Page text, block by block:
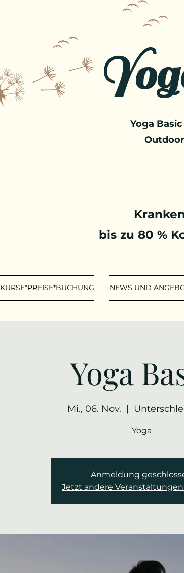
Yoga
bis zu 80 %
KURSE*PREISE*BUCHUNG NEWS UND
Yoga
Mi., 06. Nov.
  |
Yoga
Anmeldung
Jetzt andere